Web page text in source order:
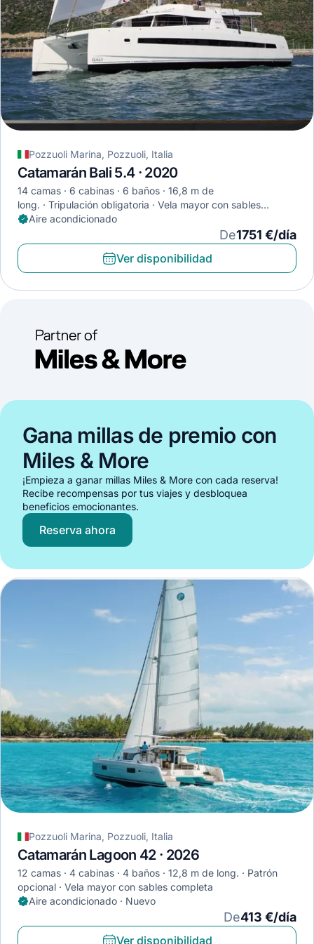
Pozzuoli Marina, Pozzuoli, Italia
Catamarán Bali 5.4 · 2020
14 camas 6 cabinas 6 baños
16,8 m de
long.
Tripulación obligatoria
Vela mayor con sables
completa
Aire acondicionado
De1751 €/día
Ver disponibilidad
Gana millas de premio con
Miles & More
¡Empieza a ganar millas Miles & More con cada reserva!
Recibe recompensas por tus viajes y desbloquea
beneficios emocionantes.
Reserva ahora
Pozzuoli Marina, Pozzuoli, Italia
Catamarán Lagoon 42 · 2026
12 camas 4 cabinas 4 baños 12,8 m de long.
Patrón
opcional
Vela mayor con sables completa
Aire acondicionado · Nuevo
De413 €/día
Ver disponibilidad